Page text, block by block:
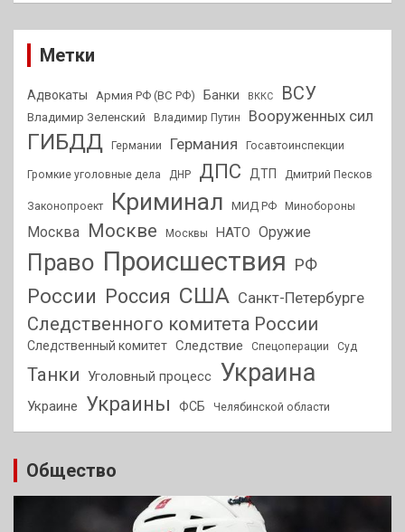
Метки
Адвокаты Армия РФ (ВС РФ) Банки ВККС ВСУ
Владимир Зеленский Владимир Путин Вооруженных сил
ГИБДД Германии Германия Госавтоинспекции
Громкие уголовные дела ДНР ДПС ДТП Дмитрий Песков
Законопроект Криминал МИД РФ Минобороны
Москва Москве Москвы НАТО Оружие
Право Происшествия РФ
России Россия США Санкт-Петербурге
Следственного комитета России
Следственный комитет Следствие Спецоперации Суд
Танки Уголовный процесс Украина
Украине Украины ФСБ Челябинской области
Общество